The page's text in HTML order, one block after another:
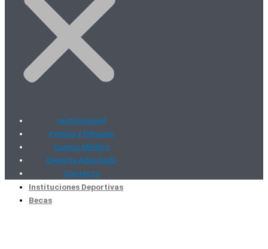
Institucional
Prensa y Difusión
Cuerpo Médico
Deporte Adaptado
Contacto
Instituciones Deportivas
Becas